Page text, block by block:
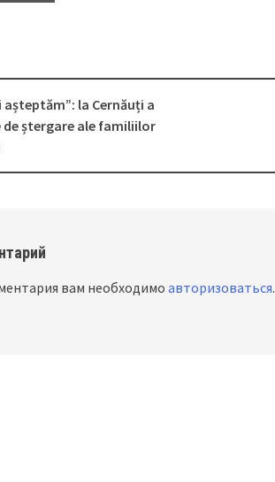
așteptăm”: la Cernăuți a
ștergare ale familiilor
вам необходимо авторизоваться.